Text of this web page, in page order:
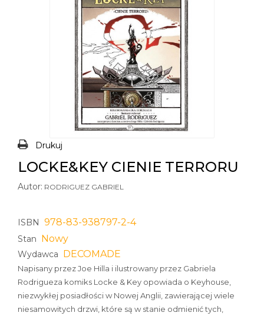
Drukuj
LOCKE&KEY CIENIE TERRORU
Autor: RODRIGUEZ GABRIEL
ISBN 978-83-938797-2-4
Stan Nowy
Wydawca DECOMADE
Napisany przez Joe Hilla i ilustrowany przez Gabriela
Rodrigueza komiks Locke & Key opowiada o Keyhouse,
niezwykłej posiadłości w Nowej Anglii, zawierającej wiele
niesamowitych drzwi, które są w stanie odmienić tych,